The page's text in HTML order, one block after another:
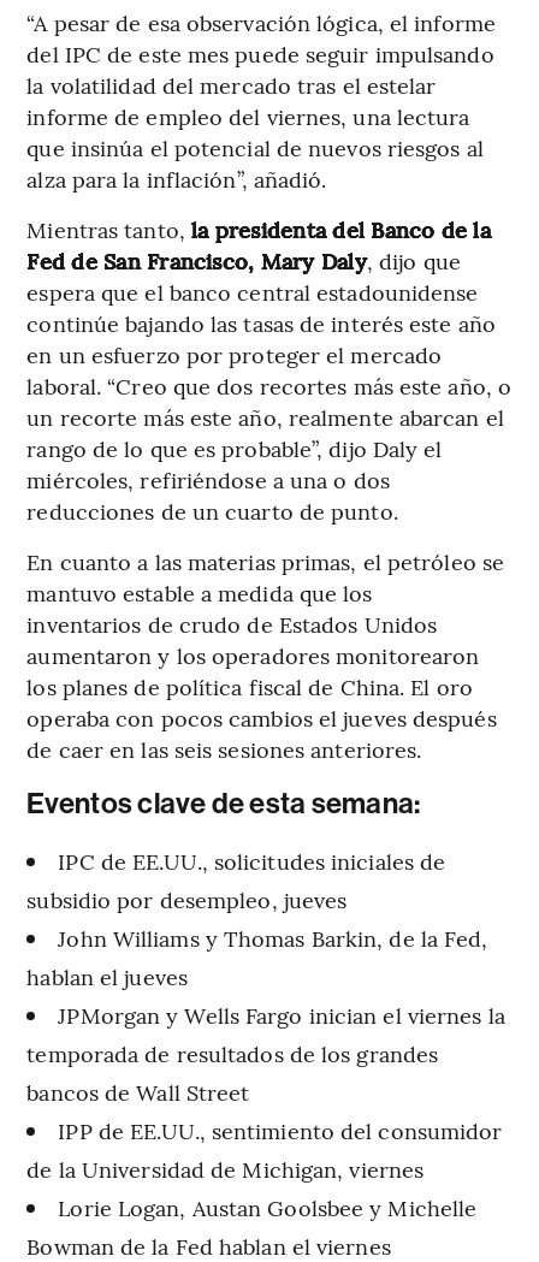
“A pesar de esa observación lógica, el informe
del IPC de este mes puede seguir impulsando
la volatilidad del mercado tras el estelar
informe de empleo del viernes, una lectura
que insinúa el potencial de nuevos riesgos al
alza para la inflación”, añadió.
Mientras tanto, la presidenta del Banco de la
Fed de San Francisco, Mary Daly, dijo que
espera que el banco central estadounidense
continúe bajando las tasas de interés este año
en un esfuerzo por proteger el mercado
laboral. “Creo que dos recortes más este año, o
un recorte más este año, realmente abarcan el
rango de lo que es probable”, dijo Daly el
miércoles, refiriéndose a una o dos
reducciones de un cuarto de punto.
En cuanto a las materias primas, el petróleo se
mantuvo estable a medida que los
inventarios de crudo de Estados Unidos
aumentaron y los operadores monitorearon
los planes de política fiscal de China. El oro
operaba con pocos cambios el jueves después
de caer en las seis sesiones anteriores.
Eventos clave de esta semana:
IPC de EE.UU., solicitudes iniciales de
subsidio por desempleo, jueves
John Williams y Thomas Barkin, de la Fed,
hablan el jueves
JPMorgan y Wells Fargo inician el viernes la
temporada de resultados de los grandes
bancos de Wall Street
IPP de EE.UU., sentimiento del consumidor
de la Universidad de Michigan, viernes
Lorie Logan, Austan Goolsbee y Michelle
Bowman de la Fed hablan el viernes